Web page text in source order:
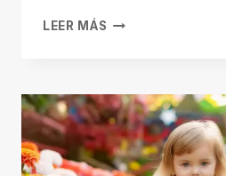
LEER MÁS LOS
AYUDAN
A
LOS
NIÑOS
CON